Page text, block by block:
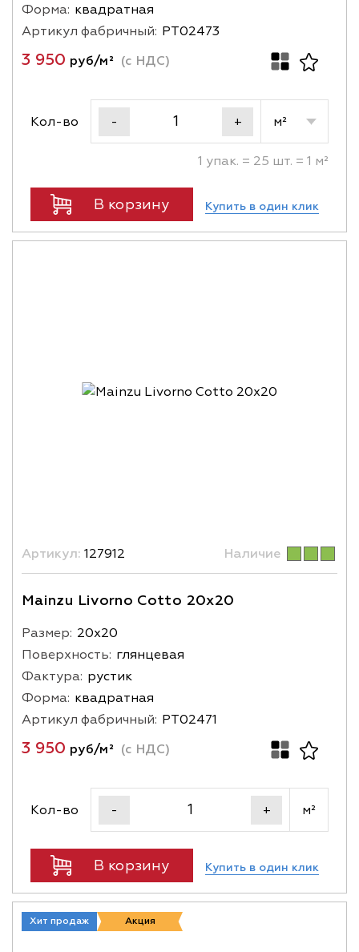
Форма: квадратная
Артикул фабричный: PT02473
3 950 руб/м² (с НДС)
Кол-во - + м²
1 упак. = 25 шт. = 1 м²
В корзину Купить в один клик
Артикул: 127912 Наличие
Mainzu Livorno Cotto 20x20
Размер: 20х20
Поверхность: глянцевая
Фактура: рустик
Форма: квадратная
Артикул фабричный: PT02471
3 950 руб/м² (с НДС)
Кол-во - + м²
В корзину Купить в один клик
Хит продаж Акция